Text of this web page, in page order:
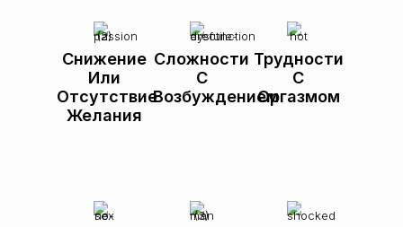
Снижение
Или
Отсутствие
Желания
Сложности
С
Возбуждением
Трудности
С
Оргазмом